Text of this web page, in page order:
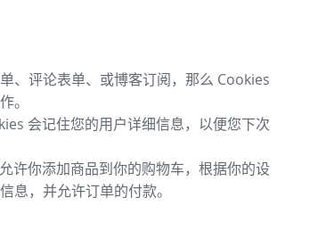
、评论表单、或博客订阅，那么 Cookies
。
会记住您的用户详细信息，以便您下次
许你添加商品到你的购物车，根据你的设
息，并允许订单的付款。